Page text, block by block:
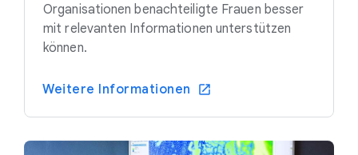
Organisationen benachteiligte Frauen besser
mit relevanten Informationen unterstützen
können.
Weitere Informationen